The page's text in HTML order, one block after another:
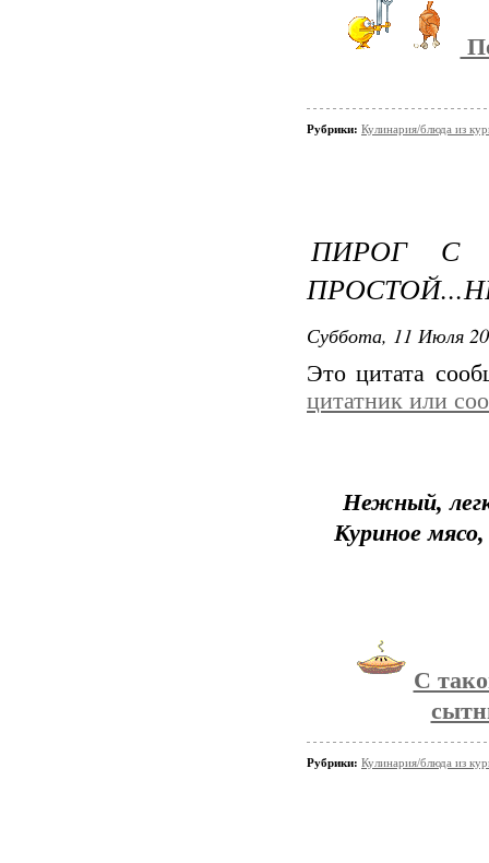
Рубрики: Кулинария/блюда из
ПИРОГ С
Суббота, 11 Июля
Это цитата
цитатник или
Нежный,
Куриное
С
Рубрики: Кулинария/блюда из